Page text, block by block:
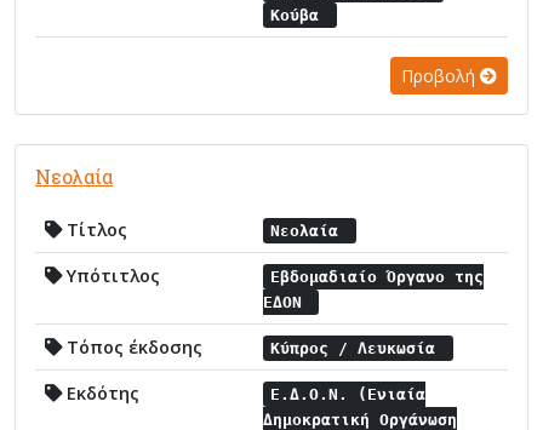
Κούβα
Προβολή
Νεολαία
Τίτλος Νεολαία
Υπότιτλος
Εβδομαδιαίο Όργανο της
ΕΔΟΝ
Τόπος έκδοσης Κύπρος / Λευκωσία
Εκδότης
Ε.Δ.Ο.Ν. (Ενιαία
Δημοκρατική Οργάνωση